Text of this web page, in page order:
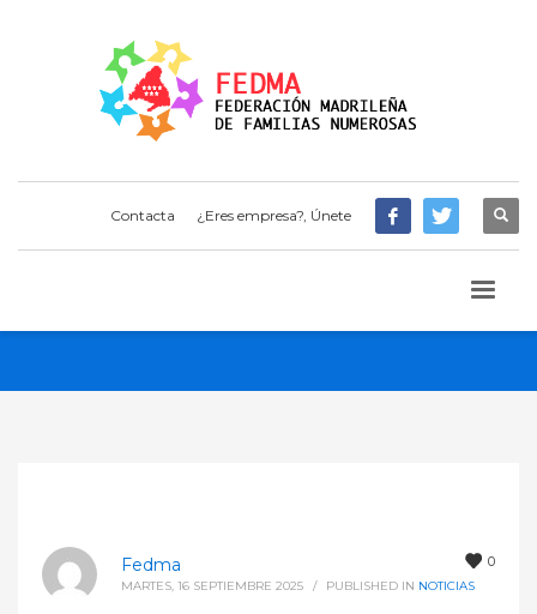
Contacta ¿Eres empresa?, Únete
0
Fedma
MARTES, 16 SEPTIEMBRE 2025 / PUBLISHED IN NOTICIAS